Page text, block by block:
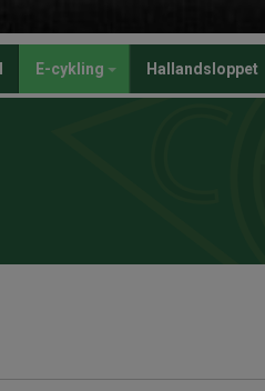
E-cykling Hallandsloppet